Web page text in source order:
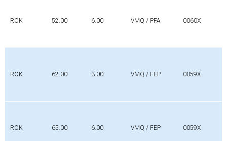
ROK 52.00 6.00 VMQ / PFA 0060X
ROK 62.00 3.00 VMQ / FEP 0059X
ROK 65.00 6.00 VMQ / FEP 0059X